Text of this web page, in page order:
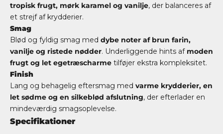
tropisk frugt, mørk karamel og vanilje, der balanceres af
et strejf af krydderier.
Smag
Blød og fyldig smag med dybe noter af brun farin,
vanilje og ristede nødder. Underliggende hints af moden
frugt og let egetræscharme tilføjer ekstra kompleksitet.
Finish
Lang og behagelig eftersmag med varme krydderier, en
let sødme og en silkeblød afslutning, der efterlader en
mindeværdig smagsoplevelse.
Specifikationer